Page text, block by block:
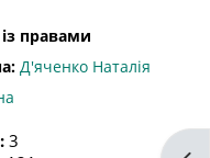
правами
Д'яченко Наталія
: 3